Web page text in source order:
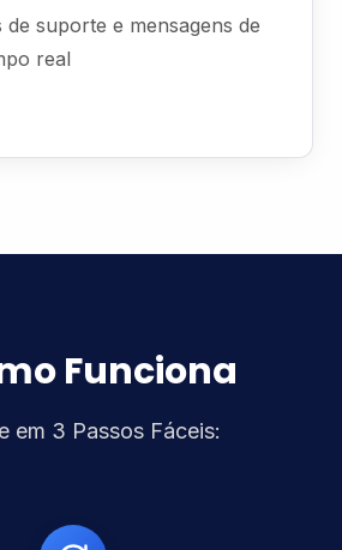
suporte e mensagens de
real
Funciona
em 3 Passos Fáceis: